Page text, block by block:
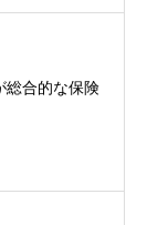
総合的な保険